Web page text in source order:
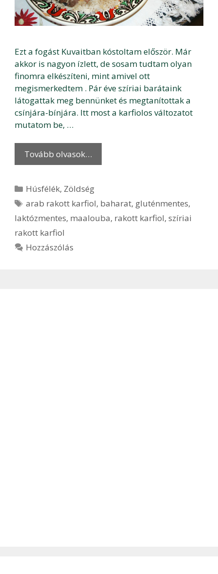
Ezt a fogást Kuvaitban kóstoltam először. Már
akkor is nagyon ízlett, de sosam tudtam olyan
finomra elkészíteni, mint amivel ott
megismerkedtem . Pár éve szíriai barátaink
látogattak meg bennünket és megtanítottak a
csínjára-bínjára. Itt most a karfiolos változatot
mutatom be, …
Tovább olvasok…
Kategória
Húsfélék, Zöldség
Címkék
arab rakott karfiol, baharat, gluténmentes,
laktózmentes, maalouba, rakott karfiol, szíriai
rakott karfiol
Hozzászólás